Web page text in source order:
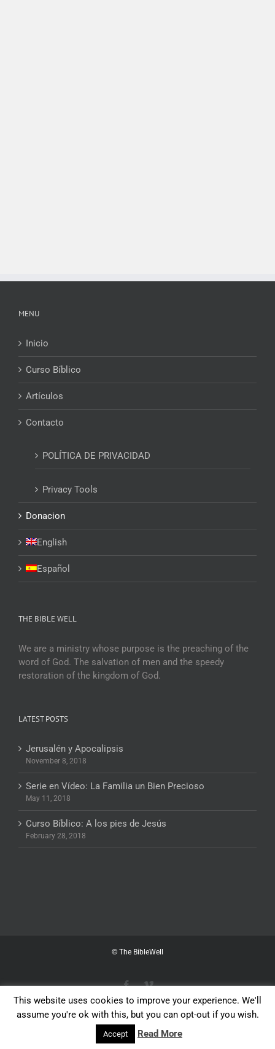
MENU
Inicio
Curso Bíblico
Artículos
Contacto
POLÍTICA DE PRIVACIDAD
Privacy Tools
Donacion
English
Español
THE BIBLE WELL
We are a ministry whose purpose is the preaching of the
word of God. The salvation of men and the speedy
restoration of the kingdom of God.
LATEST POSTS
Jerusalén y Apocalipsis
November 8, 2018
Serie en Vídeo: La Familia un Bien Precioso
May 11, 2018
Curso Bíblico: A los pies de Jesús
February 28, 2018
© The BibleWell
Facebook
Vimeo
This website uses cookies to improve your experience. We'll
assume you're ok with this, but you can opt-out if you wish.
Accept Read More
English Español